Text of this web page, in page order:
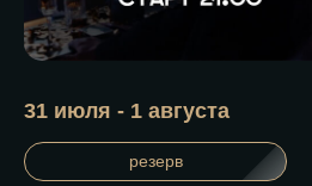
31 июля - 1 августа
резерв